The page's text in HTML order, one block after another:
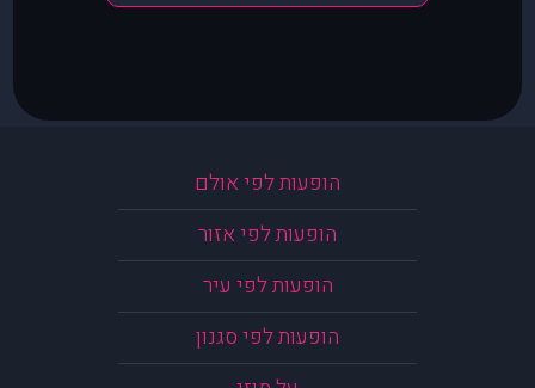
הופעות לפי אולם
הופעות לפי אזור
הופעות לפי עיר
הופעות לפי סגנון